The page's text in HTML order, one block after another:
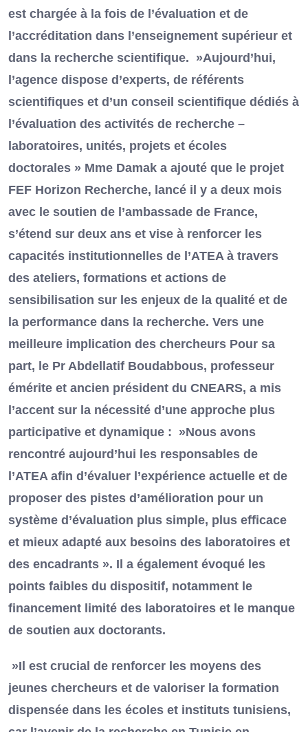
est chargée à la fois de l’évaluation et de
l’accréditation dans l’enseignement supérieur et
dans la recherche scientifique. »Aujourd’hui,
l’agence dispose d’experts, de référents
scientifiques et d’un conseil scientifique dédiés à
l’évaluation des activités de recherche –
laboratoires, unités, projets et écoles
doctorales » Mme Damak a ajouté que le projet
FEF Horizon Recherche, lancé il y a deux mois
avec le soutien de l’ambassade de France,
s’étend sur deux ans et vise à renforcer les
capacités institutionnelles de l’ATEA à travers
des ateliers, formations et actions de
sensibilisation sur les enjeux de la qualité et de
la performance dans la recherche. Vers une
meilleure implication des chercheurs Pour sa
part, le Pr Abdellatif Boudabbous, professeur
émérite et ancien président du CNEARS, a mis
l’accent sur la nécessité d’une approche plus
participative et dynamique : »Nous avons
rencontré aujourd’hui les responsables de
l’ATEA afin d’évaluer l’expérience actuelle et de
proposer des pistes d’amélioration pour un
système d’évaluation plus simple, plus efficace
et mieux adapté aux besoins des laboratoires et
des encadrants ». Il a également évoqué les
points faibles du dispositif, notamment le
financement limité des laboratoires et le manque
de soutien aux doctorants.
»Il est crucial de renforcer les moyens des
jeunes chercheurs et de valoriser la formation
dispensée dans les écoles et instituts tunisiens,